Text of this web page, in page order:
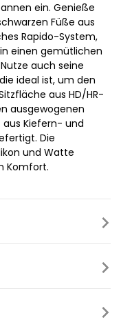
ein. Genieße
Füße aus
Rapido-System,
einen gemütlichen
auch seine
ideal ist, um den
aus HD/HR-
ausgewogenen
Kiefern- und
Die
und Watte
Komfort.